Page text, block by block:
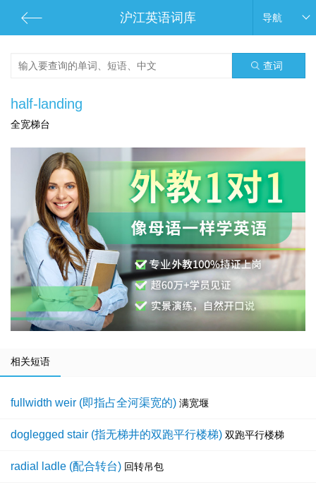
沪江英语词库 导航
查词
half-landing
全宽梯台
相关短语
fullwidth weir (即指占全河渠宽的) 满宽堰
doglegged stair (指无梯井的双跑平行楼梯) 双跑平行楼梯
radial ladle (配合转台) 回转吊包